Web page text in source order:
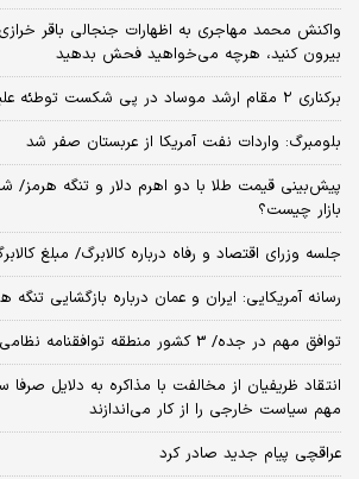
واکنش محمد مهاجری به اظهارات جنجالی باقر
بیرون کنید، هرچه می‌خواهید فحش بدهید
برکناری ۲ مقام‌ ارشد موساد در پی شکست توطئه علیه ایران
بلومبرگ: واردات نفت آمریکا از عربستان صفر شد
پیش‌بینی قیمت طلا با دو اهرم دلار و تنگه هرمز/
بازار چیست؟
جلسه وزرای اقتصاد و رفاه درباره کالابرگ/ مبلغ
رسانه آمریکایی: ایران و عمان درباره بازگشایی تنگه
توافق مهم در جده/ 3 کشور منطقه توافقنامه نظامی امضا می‌کنند
انتقاد ظریفیان از مخالفت با مذاکره به دلایل صرفا
مهم سیاست خارجی را از کار می‌اندازند
عراقچی پیام جدید صادر کرد